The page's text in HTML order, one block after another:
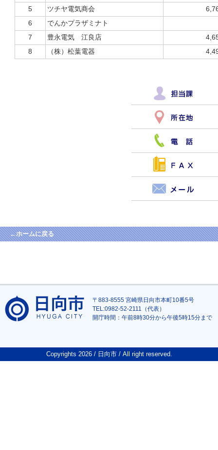
5
ツチヤ電気商会
6
でんかプラザミナト
7
豊永電気 江良店
8
（株）松葉電器
←ホームに戻る
〒883-8555 宮崎県日向市本町10番5号
TEL:0982-52-2111（代表）
開庁時間：午前8時30分から午後5時15分まで
Copyrights 2026 / 日向市 / All right reserved.